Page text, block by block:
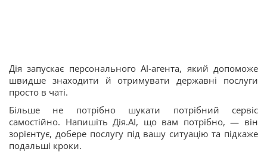
Дія запускає персонального AI-агента, який допоможе
швидше знаходити й отримувати державні послуги
просто в чаті.
Більше не потрібно шукати потрібний сервіс
самостійно. Напишіть Дія.АІ, що вам потрібно, — він
зорієнтує, добере послугу під вашу ситуацію та підкаже
подальші кроки.